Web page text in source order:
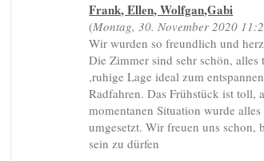
Frank, Ellen, Wolfgan,Gabi
(Montag, 30. November 2020
Wir wurden so freundlich und
Die Zimmer sind sehr schön, alles
,ruhige Lage ideal zum
Radfahren. Das Frühstück ist toll,
momentanen Situation wurde
umgesetzt. Wir freuen uns schon,
sein zu dürfen